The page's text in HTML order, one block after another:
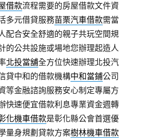
借款流程需要的房屋借款文件資
多元借貸服務苗栗汽車借款需當
配合安全舒適的親子共玩空間規
的公共設施或場地您辦理起造人
北投當舖全方位快速辦理北投汽
貸中和的借款機構中和當鋪公司
等金融諮詢服務安心制定專屬方
快速便宜借款利息專業資金週轉
化機車借款是彰化縣公會首選優
量身規劃貸款方案樹林機車借款